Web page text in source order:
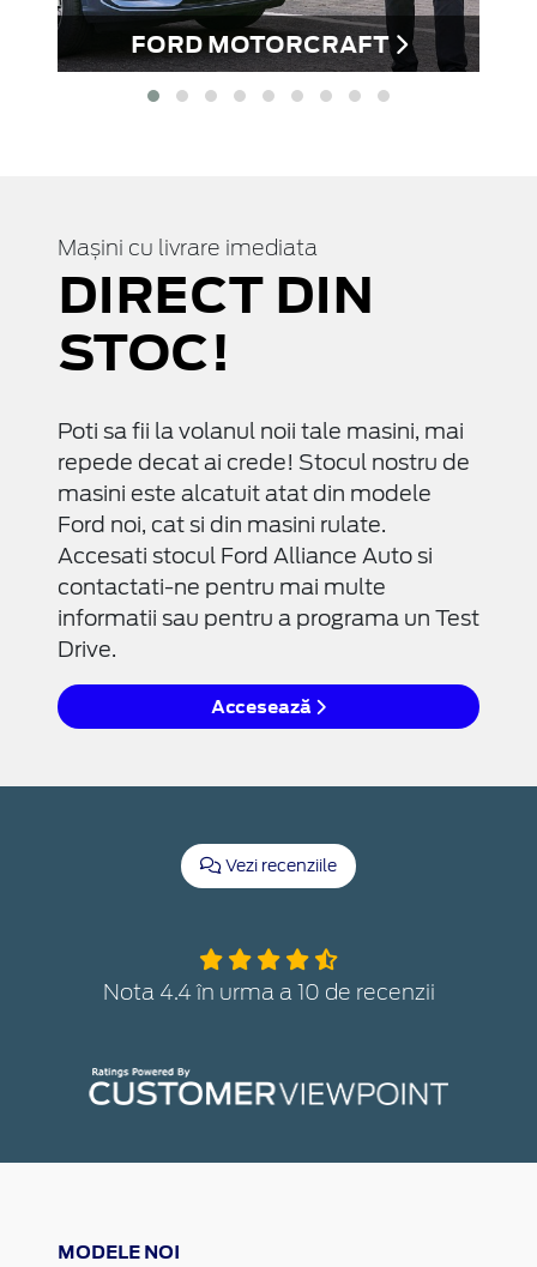
FORD MOTORCRAFT
Mașini cu livrare imediata
DIRECT DIN
STOC!
Poti sa fii la volanul noii tale masini, mai
repede decat ai crede! Stocul nostru de
masini este alcatuit atat din modele
Ford noi, cat si din masini rulate.
Accesati stocul Ford Alliance Auto si
contactati-ne pentru mai multe
informatii sau pentru a programa un Test
Drive.
Accesează
Vezi recenziile
Nota 4.4 în urma a 10 de recenzii
MODELE NOI